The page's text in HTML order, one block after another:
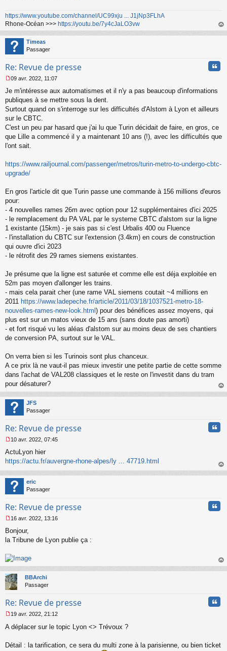
https://www.youtube.com/channel/UC99xju ... J1jNp3FLhA
Rhone-Océan >>> https://youtu.be/7y4cJaLO3vw
au
Timeas
Passager
Re: Revue de presse
e
s
s
g
e
n
o
u
09 avr. 2022, 11:07
Je m'intéresse aux automatismes et il n'y a pas beaucoup d'informations
publiques à se mettre sous la dent.
Surtout quand on s'interroge sur les difficultés d'Alstom à Lyon et ailleurs
sur le CBTC.
C'est un peu par hasard que j'ai lu que Turin décidait de faire, en gros, ce
que Lille a commencé il y a maintenant 10 ans (!), avec les difficultés que
l'ont sait.
https://www.railjournal.com/passenger/metros/turin-metro-to-undergo-cbtc-
upgrade/
En gros l'article dit que Turin passe une commande à 156 millions d'euros
pour:
- 4 nouvelles rames 26m avec option pour 12 supplémentaires d'ici 2025
- le remplacement du PA VAL par le systeme CBTC d'alstom sur la ligne
1 existante (15km) - je sais pas si c'est Urbalis 400 ou Fluence
- l'installation du CBTC sur l'extension (3.4km) en cours de construction
qui ouvre d'ici 2023
- le rétrofit des 29 rames siemens existantes.
Je présume que la ligne est saturée et comme elle est déja exploitée en
52m pas moyen d'allonger les trains.
- mais cela parait cher (une rame VAL siemens coutait ~4 millions en
2011 https://www.ladepeche.fr/article/2011/03/18/1037521-metro-18-
nouvelles-rames-new-look.html ) pour des bénéfices assez moyens, qui
plus est sur un matos vieux de 15 ans (sans doute pas amorti)
- et fort risqué vu les aléas d'alstom sur au moins deux de ses chantiers
de conversion PA, surtout sur le VAL.
On verra bien si les Turinois sont plus chanceux.
A ce prix là ne vaut-il pas mieux investir une petite partie de cette somme
dans l'achat de VAL208 classiques et le reste on l'investit dans du tram
pour désaturer?
au
JFS
Passager
Re: Revue de presse
e
s
a
g
e
o
l
u
10 avr. 2022, 07:45
ActuLyon hier
https://actu.fr/auvergne-rhone-alpes/ly ... 47719.html
au
eric
Passager
Re: Revue de presse
e
s
a
g
n
o
l
u
16 avr. 2022, 13:16
Bonjour,
la Tribune de Lyon publie ça :
au
BBArchi
Passager
Re: Revue de presse
e
s
19 avr. 2022, 21:12
A déplacer sur le topic Lyon <> Trévoux ?
Détail : la tarification, ce sera du multi zone à la parisienne, ou bien ticket